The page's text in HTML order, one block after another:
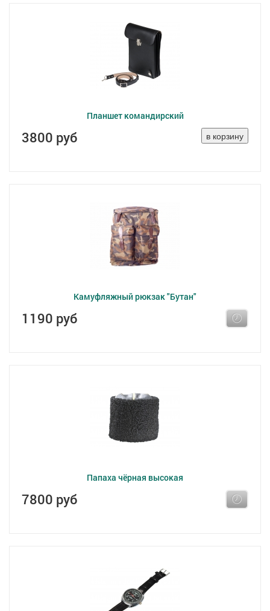
Планшет командирский
3800 руб
Камуфляжный рюкзак "Бутан"
1190 руб
Папаха чёрная высокая
7800 руб